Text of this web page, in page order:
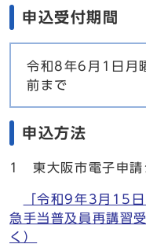
申込受付期間
令和8年6月1日月
前まで
申込方法
1 東大阪市電子申請
「令和9年3月15
急手当普及員再講習
く）